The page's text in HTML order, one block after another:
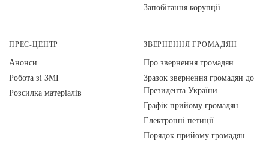
Запобігання корупції
ПРЕС-ЦЕНТР
Анонси
Робота зі ЗМІ
Розсилка матеріалів
ЗВЕРНЕННЯ ГРОМАДЯН
Про звернення громадян
Зразок звернення громадян до
Президента України
Графік прийому громадян
Електронні петиції
Порядок прийому громадян